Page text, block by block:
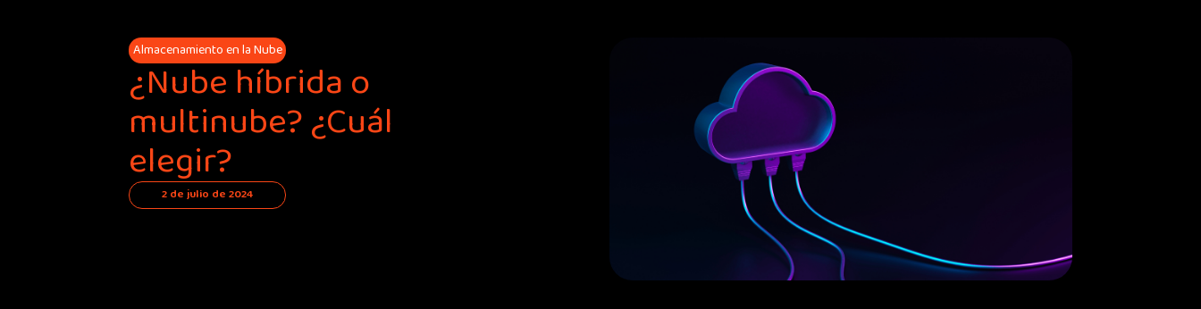
Almacenamiento en la Nube
¿Nube híbrida o
multinube? ¿Cuál
elegir?
2 de julio de 2024